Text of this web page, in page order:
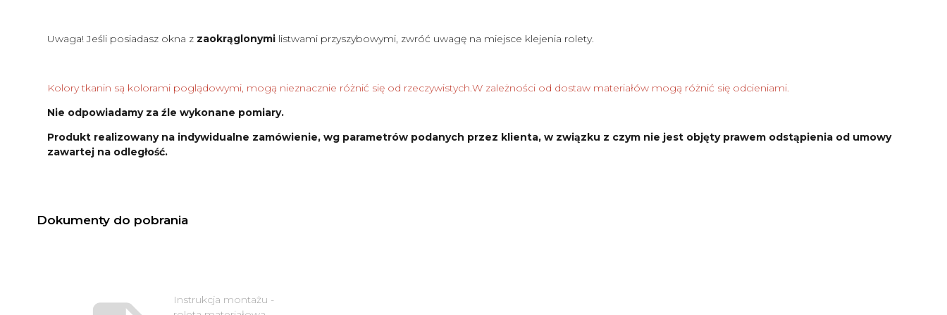
Uwaga! Jeśli posiadasz okna z zaokrąglonymi listwami przyszybowymi, zwróć uwagę na miejsce klejenia rolety.
Kolory tkanin są kolorami poglądowymi, mogą nieznacznie różnić się od rzeczywistych.W zależności od dostaw materiałów mogą różnić się odcieniami.
Nie odpowiadamy za źle wykonane pomiary.
Produkt realizowany na indywidualne zamówienie, wg parametrów podanych przez klienta, w związku z czym nie jest objęty prawem odstąpienia od umowy
zawartej na odległość.
Dokumenty do pobrania
Instrukcja montażu -